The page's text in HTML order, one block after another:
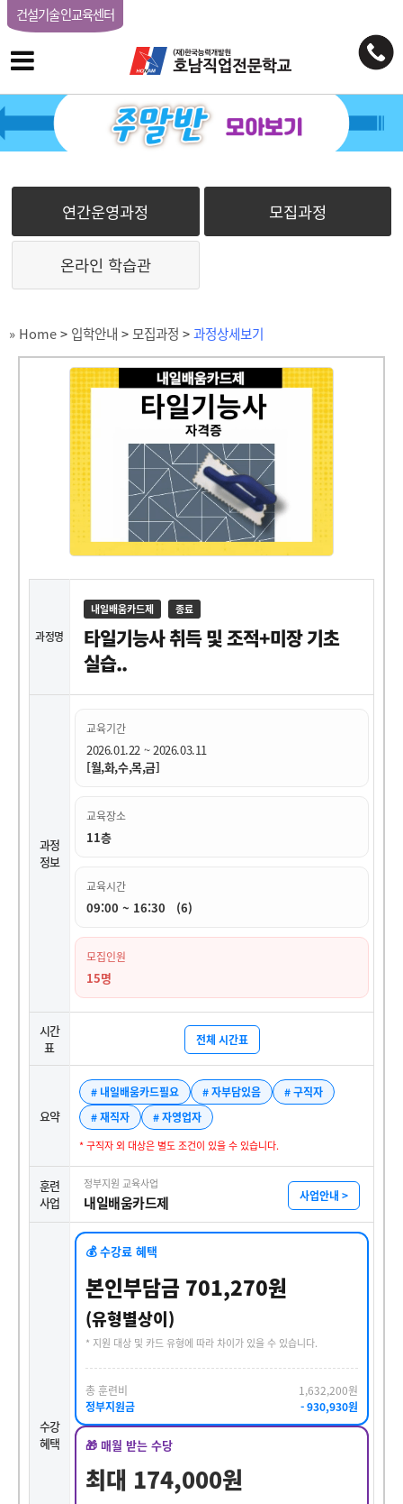
건설기술인교육센터
연간운영과정 모집과정
온라인 학습관
» Home> 입학안내 >모집과정 >과정상세보기
과정명
내일배움카드제 종료
타일기능사 취득 및 조적+미장 기초
실습..
과정
정보
교육기간
2026.01.22 ~ 2026.03.11
[월,화,수,목,금]
교육장소
11층
교육시간
09:00 ~ 16:30 (6)
모집인원
15명
시간
표
전체 시간표
요약
# 내일배움카드필요 # 자부담있음
# 구직자
# 재직자
# 자영업자
* 구직자 외 대상은 별도 조건이 있을 수 있습니다.
훈련
사업
정부지원 교육사업
내일배움카드제 사업안내 >
수강
혜택
💰 수강료 혜택
본인부담금 701,270원
(유형별상이)
* 지원 대상 및 카드 유형에 따라 차이가 있을 수 있습니다.
총 훈련비
1,632,200원
정부지원금
- 930,930원
🎁 매월 받는 수당
최대 174,000원